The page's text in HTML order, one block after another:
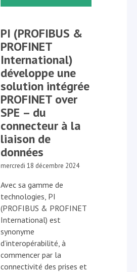
PI (PROFIBUS &
PROFINET
International)
développe une
solution intégrée
PROFINET over
SPE – du
connecteur à la
liaison de
données
mercredi 18 décembre 2024
Avec sa gamme de
technologies, PI
(PROFIBUS & PROFINET
International) est
synonyme
d’interopérabilité, à
commencer par la
connectivité des prises et